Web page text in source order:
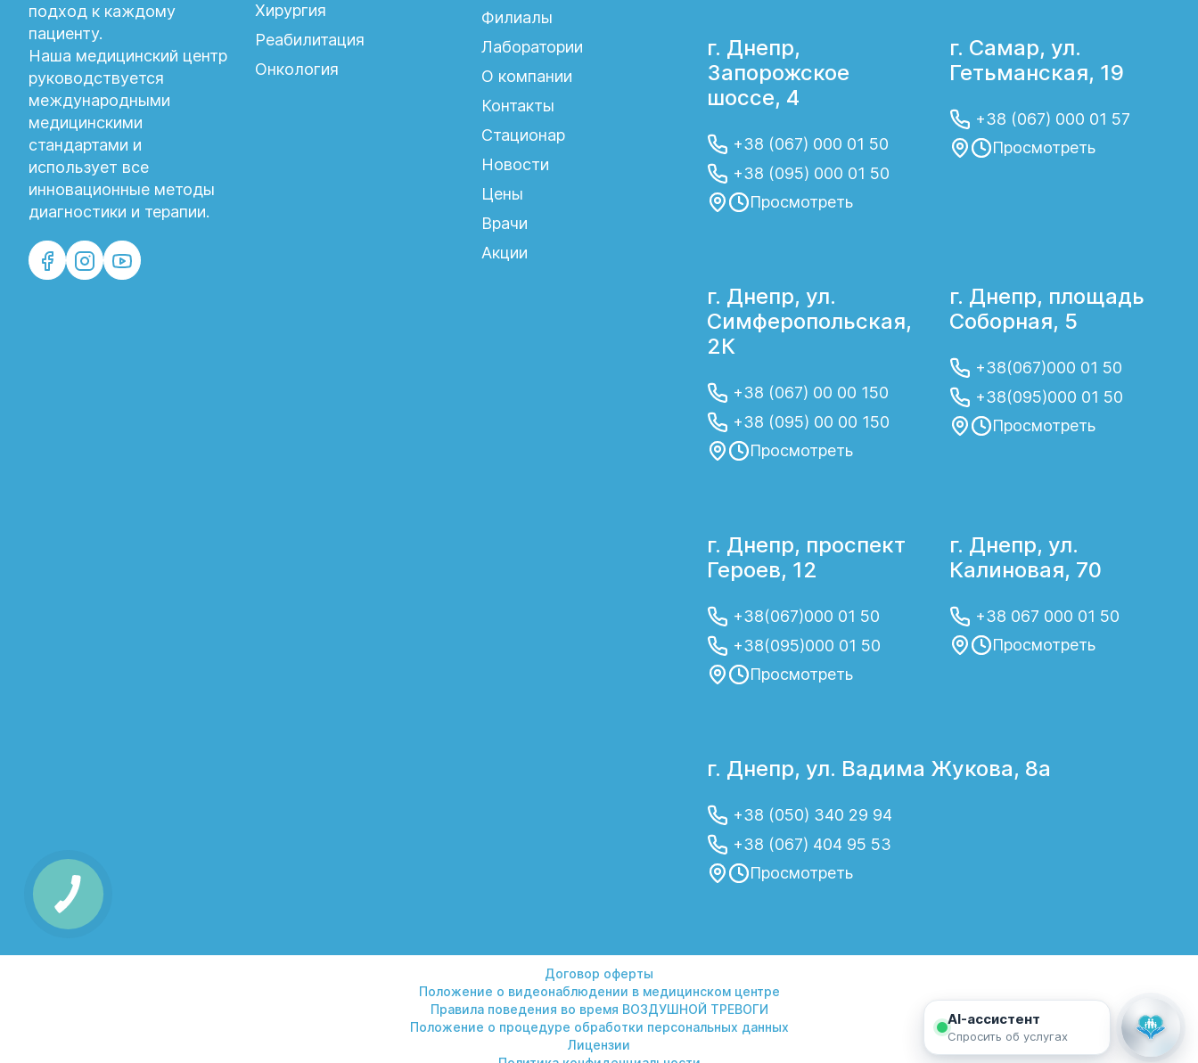
подход к каждому
пациенту.
Наша медицинский центр
руководствуется
международными
медицинскими
стандартами и
использует все
инновационные методы
диагностики и терапии.
Хирургия
Реабилитация
Онкология
Филиалы
Лаборатории
О компании
Контакты
Стационар
Новости
Цены
Врачи
Акции
г. Днепр,
Запорожское
шоссе, 4
+38 (067) 000 01 50
+38 (095) 000 01 50
Просмотреть
г. Самар, ул.
Гетьманская, 19
+38 (067) 000 01 57
Просмотреть
г. Днепр, ул.
Симферопольская,
2К
+38 (067) 00 00 150
+38 (095) 00 00 150
Просмотреть
г. Днепр, площадь
Соборная, 5
+38(067)000 01 50
+38(095)000 01 50
Просмотреть
г. Днепр, проспект
Героев, 12
+38(067)000 01 50
+38(095)000 01 50
Просмотреть
г. Днепр, ул.
Калиновая, 70
+38 067 000 01 50
Просмотреть
г. Днепр, ул. Вадима Жукова, 8а
+38 (050) 340 29 94
+38 (067) 404 95 53
Просмотреть
Договор оферты
Положение о видеонаблюдении в медицинском центре
Правила поведения во время ВОЗДУШНОЙ ТРЕВОГИ
Положение о процедуре обработки персональных данных
Лицензии
AI-ассистент
Спросить об услугах